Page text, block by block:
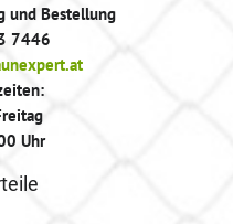
und Bestellung
7446
Uhr